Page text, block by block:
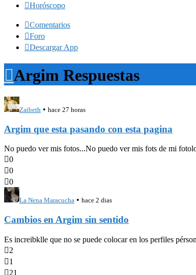
Horóscopo
Comentarios
Foro
Descargar App
Argim Respuestas
Zaibeth • hace 27 horas
Argim que esta pasando con esta pagina
No puedo ver mis fotos...No puedo ver mis fots de mi
0
0
0
La Nena Maracucha • hace 2 dias
Cambios en Argim sin sentido
Es increibklle que no se puede colocar en los perfiles
2
1
21